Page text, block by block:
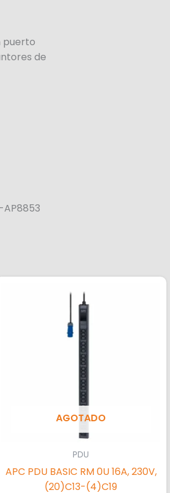
puerto
de
AGOTADO
PDU
APC PDU BASIC RM 0U 16A, 230V,
(20)C13-(4)C19